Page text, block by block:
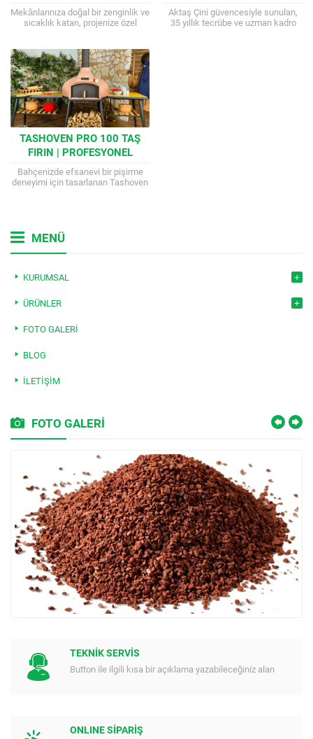
AKTAŞ ÇINI
Mekânlarınıza doğal bir zenginlik ve
sıcaklık katan, projenize özel
Çini kalitesiyle,...
ŞÖMINE SERISI
Aktaş Çini güvencesiyle sunulan,
35 yıllık tecrübe ve uzman kadro
TASHOVEN PRO 100 TAŞ
FIRIN | PROFESYONEL
BAHÇE FIRINI
Bahçenizde efsanevi bir pişirme
deneyimi için tasarlanan Tashoven
MENÜ
KURUMSAL
ÜRÜNLER
FOTO GALERI
BLOG
İLETIŞIM
FOTO GALERİ
TEKNİK SERVİS
Button ile ilgili kısa bir açıklama yazabileceğiniz alan
ONLINE SİPARİŞ